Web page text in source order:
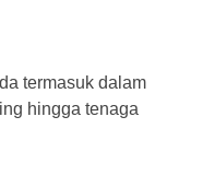
termasuk dalam
hingga tenaga